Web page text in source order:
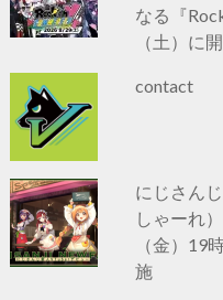
なる『
（土）に
contact
にじさん
しゃーれ
（金）19
施